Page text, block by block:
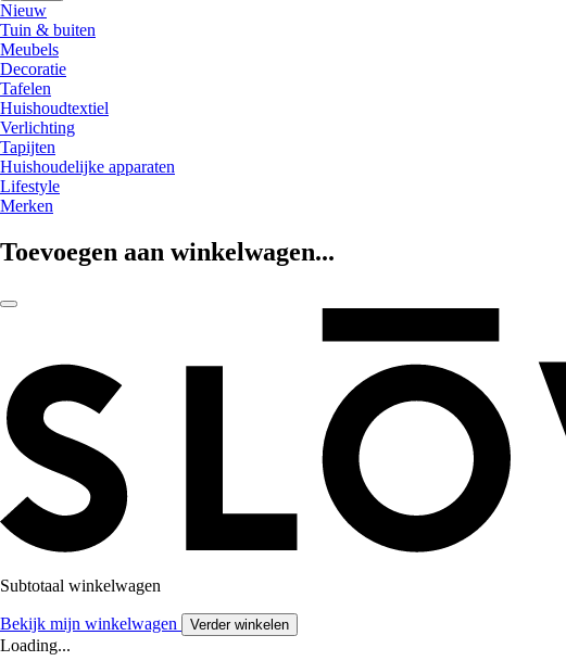
Nieuw
Tuin & buiten
Meubels
Decoratie
Tafelen
Huishoudtextiel
Verlichting
Tapijten
Huishoudelijke apparaten
Lifestyle
Merken
Toevoegen aan winkelwagen...
Subtotaal winkelwagen
Bekijk mijn winkelwagen Verder winkelen
Loading...